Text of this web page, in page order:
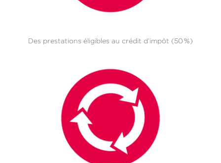
Des prestations éligibles au crédit d’impôt (50 %)